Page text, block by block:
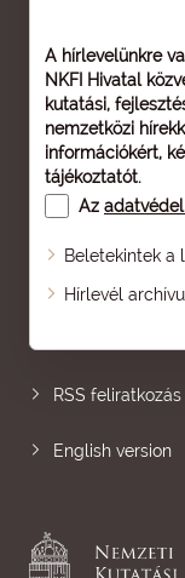
A hírlevelünkre
NKFI Hivatal
kutatási,
nemzetközi
információkért,
tájékoztatót.
Az
Beletekintek a
Hírlevél
Oldaltérkép
RSS feliratkozás
English version